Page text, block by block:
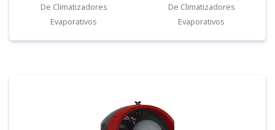
De Climatizadores
Evaporativos
De Climatizadores
Evaporativos